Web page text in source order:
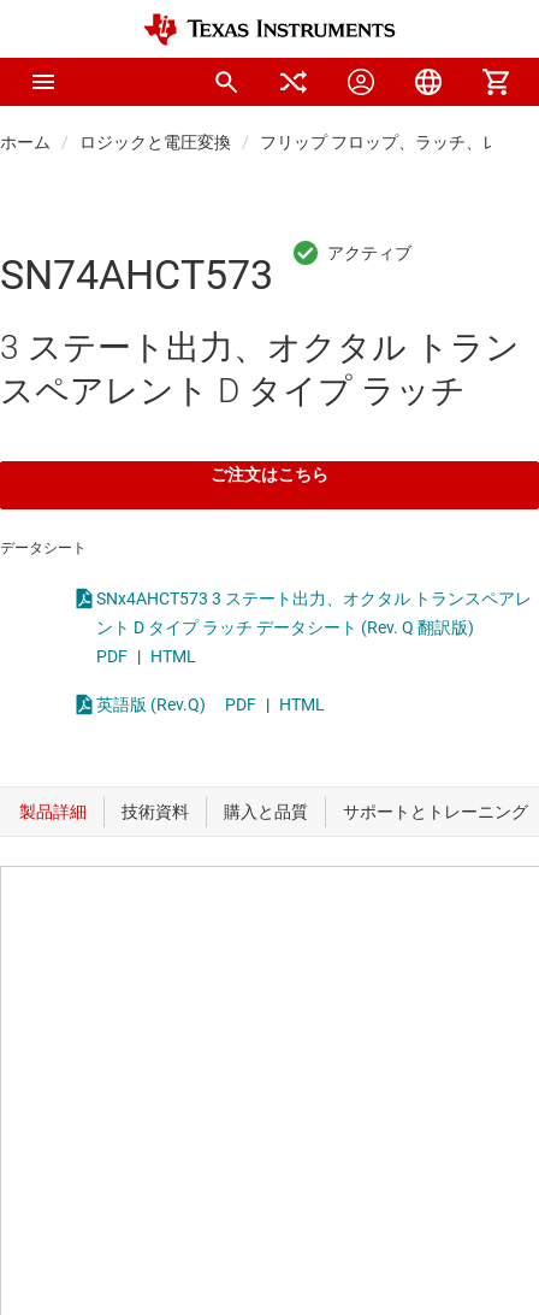
ホーム ロジックと電圧変換 フリップ フロップ、ラッチ、レジス
SN74AHCT573
3 ステート出力、オクタル トラン
スペアレント D タイプ ラッチ
ご注文はこちら
データシート
SNx4AHCT573 3 ステート出力、オクタル トランスペアレ
ント D タイプ ラッチ データシート (Rev. Q 翻訳版)
PDF | HTML
英語版 (Rev.Q) PDF | HTML